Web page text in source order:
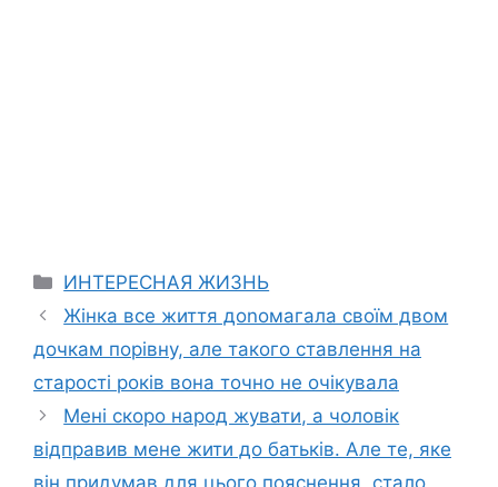
Categories
ИНТЕРЕСНАЯ ЖИЗНЬ
Жінка все життя доnомагала своїм двом
дочкам порівну, але такого ставлення на
старості років вона точно не очікувала
Мені скоро народ жувати, а чоловік
відправив мене жити до батьків. Але те, яке
він придумав для цього пояснення, стало